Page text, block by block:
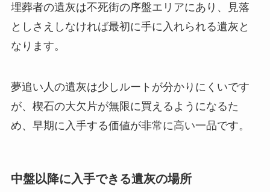
埋葬者の遺灰は不死街の序盤エリアにあり、見落
としさえしなければ最初に手に入れられる遺灰と
なります。
夢追い人の遺灰は少しルートが分かりにくいです
が、楔石の大欠片が無限に買えるようになるた
め、早期に入手する価値が非常に高い一品です。
中盤以降に入手できる遺灰の場所